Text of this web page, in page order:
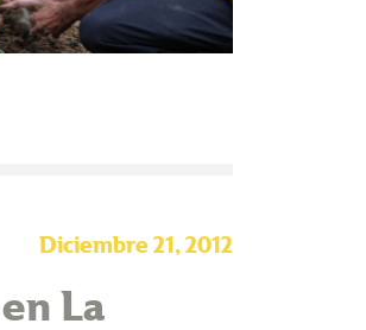
Diciembre 21, 2012
La